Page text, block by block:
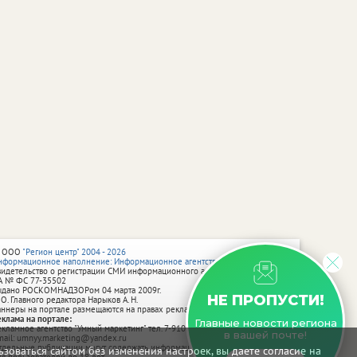
сайтом без изменения настроек, вы даете согласие на
НЕ ПРОПУСТИ!
Главные новости региона
в вашей почте!
"Регион центр" 2004 - 2026
наполнение: Информационное агентство vRossii.ru
о регистрации СМИ информационного агентства vRossii.ru
№ ФС 77‑35502
РОСКОМНАДЗОРом 04 марта 2009г.
Главного редактора Нарыков А. Н.
на портале размещаются на правах рекламы.
на портале:
агентство "Умный маркетинг" тел. 7-910-267-70-40,
umnyy.marketing@yandex.ru
публикации могут содержать информацию, не предназначенную